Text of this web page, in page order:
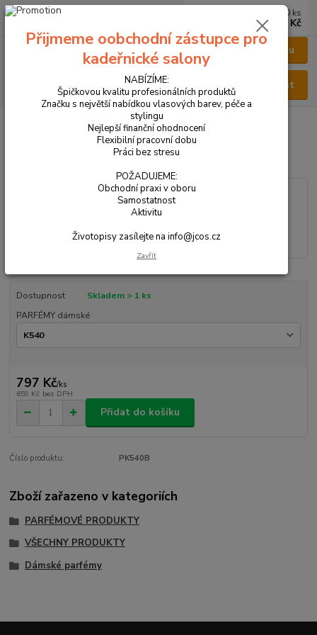
Menu
Hledat
0 ks
0 Kč
VŠECHNY PRODUKTY PARFÉM DÁMSKÝ 100ml
PARFÉM DÁMSKÝ 100ml
Dostupnost
Skladem > 1 ks
PARFÉMY dámské
797 Kč/ks
659 Kč bez DPH
Přidat do košíku
Číslo produktu: PK540B
Zboží zařazeno v kategoriích
PARFÉMOVÉ PRODUKTY
VŠECHNY PRODUKTY
Dámské parfémy
Přijmeme oobchodní zástupce pro
kadeřnické salony
NABÍZÍME:
Špičkovou kvalitu profesionálních produktů
Značku s největší nabídkou vlasových barev, péče a
stylingu
Nejlepší finanční ohodnocení
Flexibilní pracovní dobu
Práci bez stresu
POŽADUJEME:
Obchodní praxi v oboru
Samostatnost
Aktivitu
Životopisy zasílejte na info@jcos.cz
Zavřít